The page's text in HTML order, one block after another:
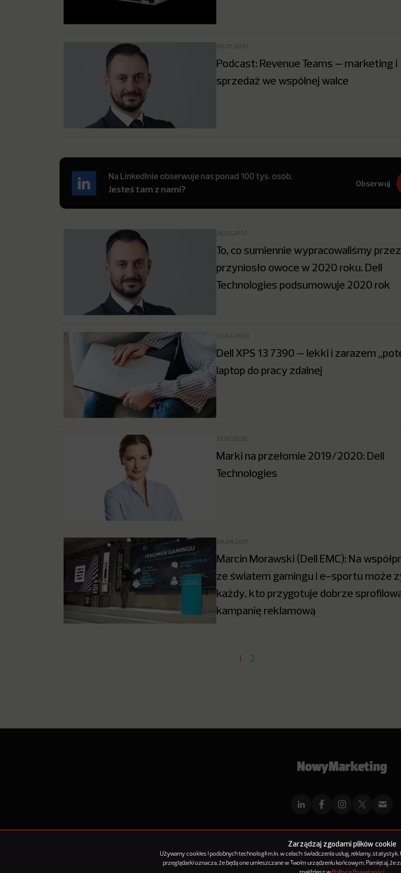
Zarządzaj zgodami plików cookie
Używamy cookies i podobnych technologii m.in. w celach: świadczenia usług, reklamy,
przeglądarki oznacza, że będą one umieszczane w Twoim urządzeniu końcowym. Pamiętaj, że
05.07.2021
Podcast: Revenue Teams – marketing i
sprzedaż we wspólnej walce
Na LinkedInie obserwuje nas ponad 100 tys. osób.
Jesteś tam z nami?
Obserwuj
26.01.2021
To, co sumiennie wypracowaliśmy
przyniosło owoce w 2020 roku. Dell
Technologies podsumowuje 2020 rok
07.04.2020
Dell XPS 13 7390 – lekki i zarazem
laptop do pracy zdalnej
21.01.2020
Marki na przełomie 2019/2020: Dell
Technologies
28.04.2017
Marcin Morawski (Dell EMC): Na
ze światem gamingu i e-sportu może
każdy, kto przygotuje dobrze
kampanię reklamową
1 2
ReklamaKontaktPolityka Prywatności